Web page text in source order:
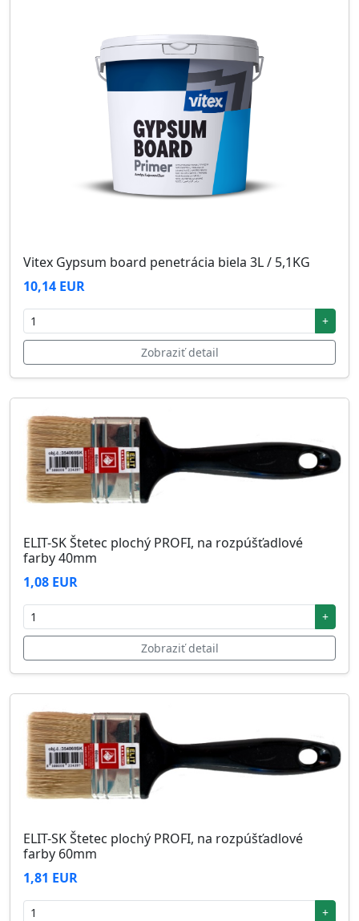
Vitex Gypsum board penetrácia biela 3L / 5,1KG
10,14 EUR
+
Zobraziť detail
ELIT-SK Štetec plochý PROFI, na rozpúšťadlové
farby 40mm
1,08 EUR
+
Zobraziť detail
ELIT-SK Štetec plochý PROFI, na rozpúšťadlové
farby 60mm
1,81 EUR
+